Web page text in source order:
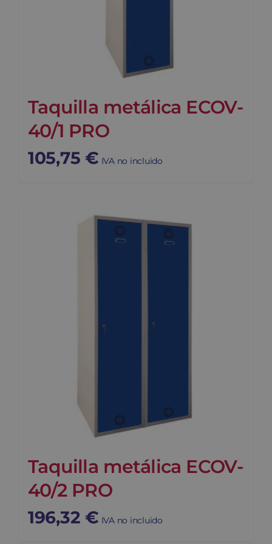
Taquilla metálica ECOV-
40/1 PRO
105,75 € IVA no incluido
Taquilla metálica ECOV-
40/2 PRO
196,32 € IVA no incluido